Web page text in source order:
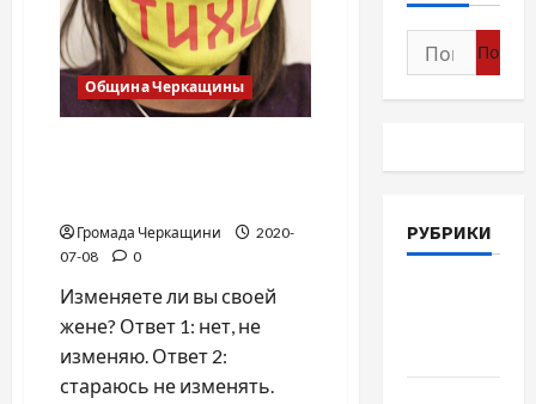
Община Черкащины
Громада Черкащини
2020-
07-08
0
Изменяете ли вы своей
жене? Ответ 1: нет, не
изменяю. Ответ 2:
стараюсь не изменять.
Найти:
РУБРИКИ